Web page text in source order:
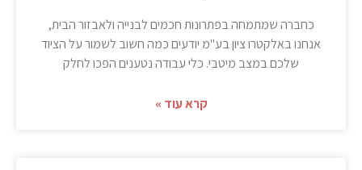
כחברה שמתמחה בפתרונות חכמים לבנייה ולאבזור הבית,
אנחנו באלקטרו ציון בע"מ יודעים כמה חשוב לשמור על הציוד
שלכם במצב מיטבי. כלי עבודה נטענים הפכו לחלק
קרא עוד »